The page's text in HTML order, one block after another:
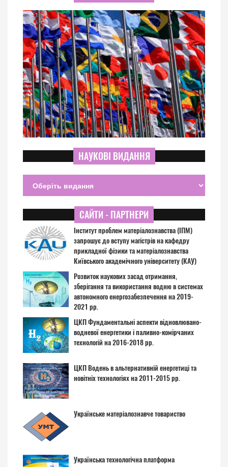
НАУКОВІ ВИДАННЯ
САЙТИ - ПАРТНЕРИ
Інститут проблем матеріалознавства (ІПМ)
запрошує до вступу магістрів на кафедру
прикладної фізики та матеріалознавства
Київського академічного університету (КАУ)
Розвиток наукових засад отримання,
зберігання та використання водню в системах
автономного енергозабезпечення на 2019-
2021 рр.
ЦКП Фундаментальні аспекти відновлювано-
водневої енергетики і паливно-комірчаних
технологій на 2016-2018 рр.
ЦКП Водень в альтернативній енергетиці та
новітніх технологіях на 2011-2015 рр.
Українське матеріалознавче товариство
Українська технологічна платформа